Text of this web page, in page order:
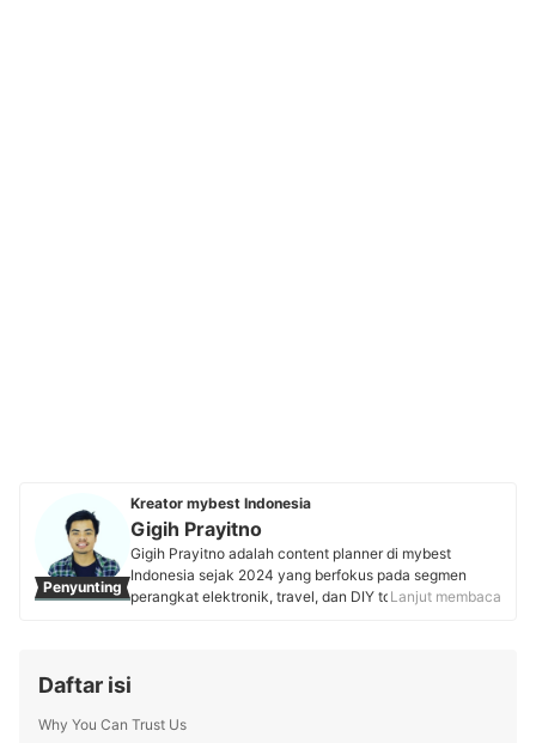
Penyunting
Kreator mybest Indonesia
Gigih Prayitno
Gigih Prayitno adalah content planner di mybest
Indonesia sejak 2024 yang berfokus pada segmen
perangkat elektronik, travel, dan DIY tools.
dalam artikel serta melakukan riset produk yang
Lanjut membaca
Daftar isi
Why You Can Trust Us